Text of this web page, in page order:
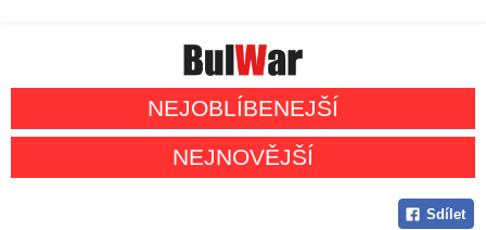
NEJOBLÍBENEJŠÍ
NEJNOVĚJŠÍ
Sdílet